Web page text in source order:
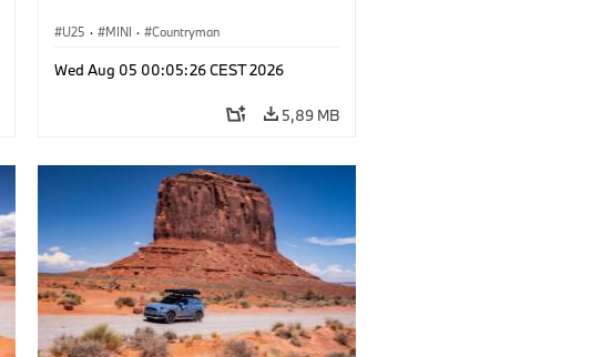
U25 · MINI · Countryman
Wed Aug 05 00:05:26 CEST 2026
5,89 MB